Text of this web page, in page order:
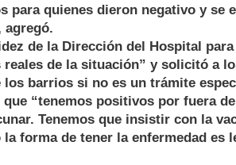
para quienes dieron negativo y se
agregó.
de la Dirección del Hospital
de la situación” y solicitó a
los barrios si no es un trámite
“tenemos positivos por fuera
Tenemos que insistir con la
forma de tener la enfermedad es